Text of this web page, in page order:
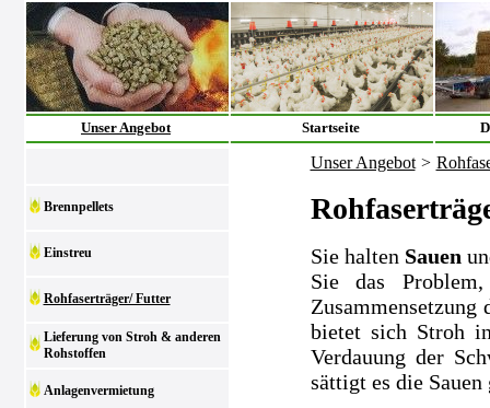
Unser Angebot Startseite
Brennpellets
Einstreu
Rohfaserträger/ Futter
Lieferung von Stroh & anderen
Rohstoffen
Anlagenvermietung
Unser Angebot >
Sie halten Sauen
Sie das
bietet sich Stroh
Verdauung der
sättigt es die Sauen